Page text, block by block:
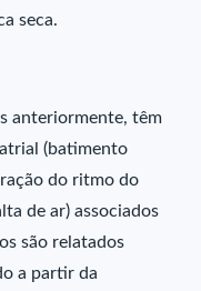
seca.
anteriormente, têm
(batimento
do ritmo do
de ar) associados
são relatados
a partir da